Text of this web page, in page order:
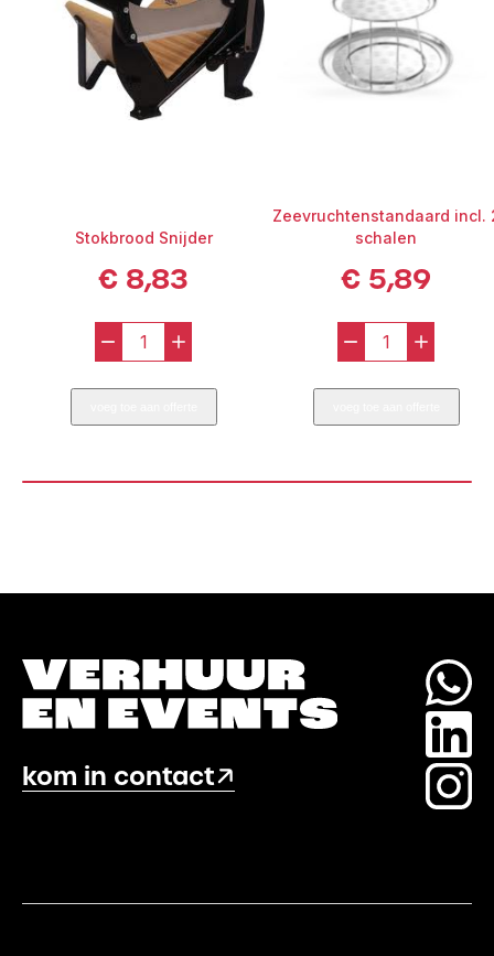
Stokbrood Snijder
€ 8,83
-
Stokbrood
Snijder
aantal
+
Zeevruchtenstandaard incl.
schalen
€ 5,89
-
incl.
2
aantal
+
kom in contact